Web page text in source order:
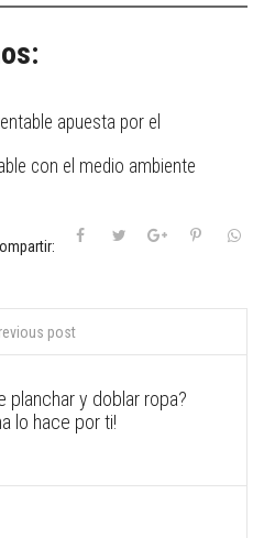
apuesta por el
con el medio ambiente
post
planchar y doblar ropa?
lo hace por ti!